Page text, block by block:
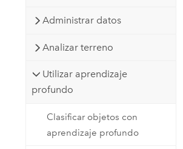
Administrar datos
Analizar terreno
Utilizar aprendizaje
profundo
Clasificar objetos con
aprendizaje profundo